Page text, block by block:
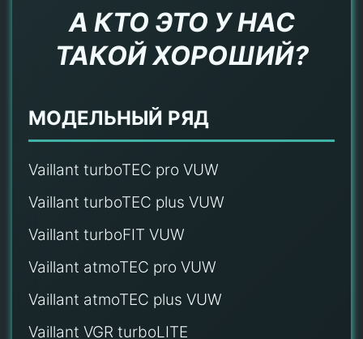
А КТО ЭТО У НАС
ТАКОЙ ХОРОШИЙ?
МОДЕЛЬНЫЙ РЯД
Vaillant turboTEC pro VUW
Vaillant turboTEC plus VUW
Vaillant turboFIT VUW
Vaillant atmoTEC pro VUW
Vaillant atmoTEC plus VUW
Vaillant VGR turboLITE